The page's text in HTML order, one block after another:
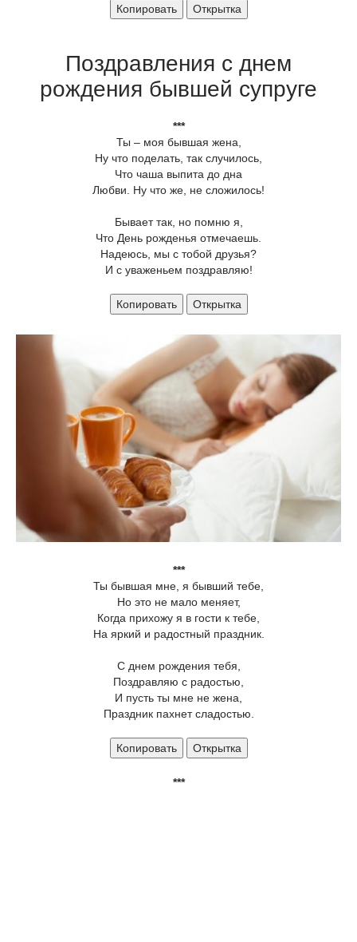
Копировать Открытка
Поздравления с днем
рождения бывшей супруге
***
Ты – моя бывшая жена,
Ну что поделать, так случилось,
Что чаша выпита до дна
Любви. Ну что же, не сложилось!
Бывает так, но помню я,
Что День рожденья отмечаешь.
Надеюсь, мы с тобой друзья?
И с уваженьем поздравляю!
Копировать Открытка
***
Ты бывшая мне, я бывший тебе,
Но это не мало меняет,
Когда прихожу я в гости к тебе,
На яркий и радостный праздник.
С днем рождения тебя,
Поздравляю с радостью,
И пусть ты мне не жена,
Праздник пахнет сладостью.
Копировать Открытка
***